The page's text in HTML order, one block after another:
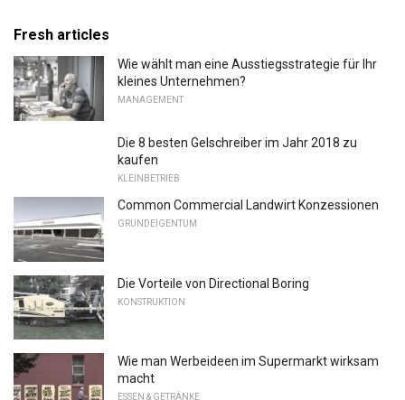
Fresh articles
Wie wählt man eine Ausstiegsstrategie für Ihr
kleines Unternehmen?
MANAGEMENT
Die 8 besten Gelschreiber im Jahr 2018 zu
kaufen
KLEINBETRIEB
Common Commercial Landwirt Konzessionen
GRUNDEIGENTUM
Die Vorteile von Directional Boring
KONSTRUKTION
Wie man Werbeideen im Supermarkt wirksam
macht
ESSEN & GETRÄNKE